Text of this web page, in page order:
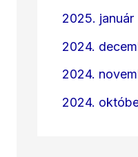
2025. január
2024.
2024.
2024.